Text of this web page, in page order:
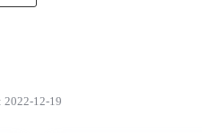
2022-12-19